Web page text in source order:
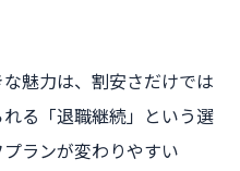
魅力は、割安さだけでは
る「退職継続」という選
ランが変わりやすい